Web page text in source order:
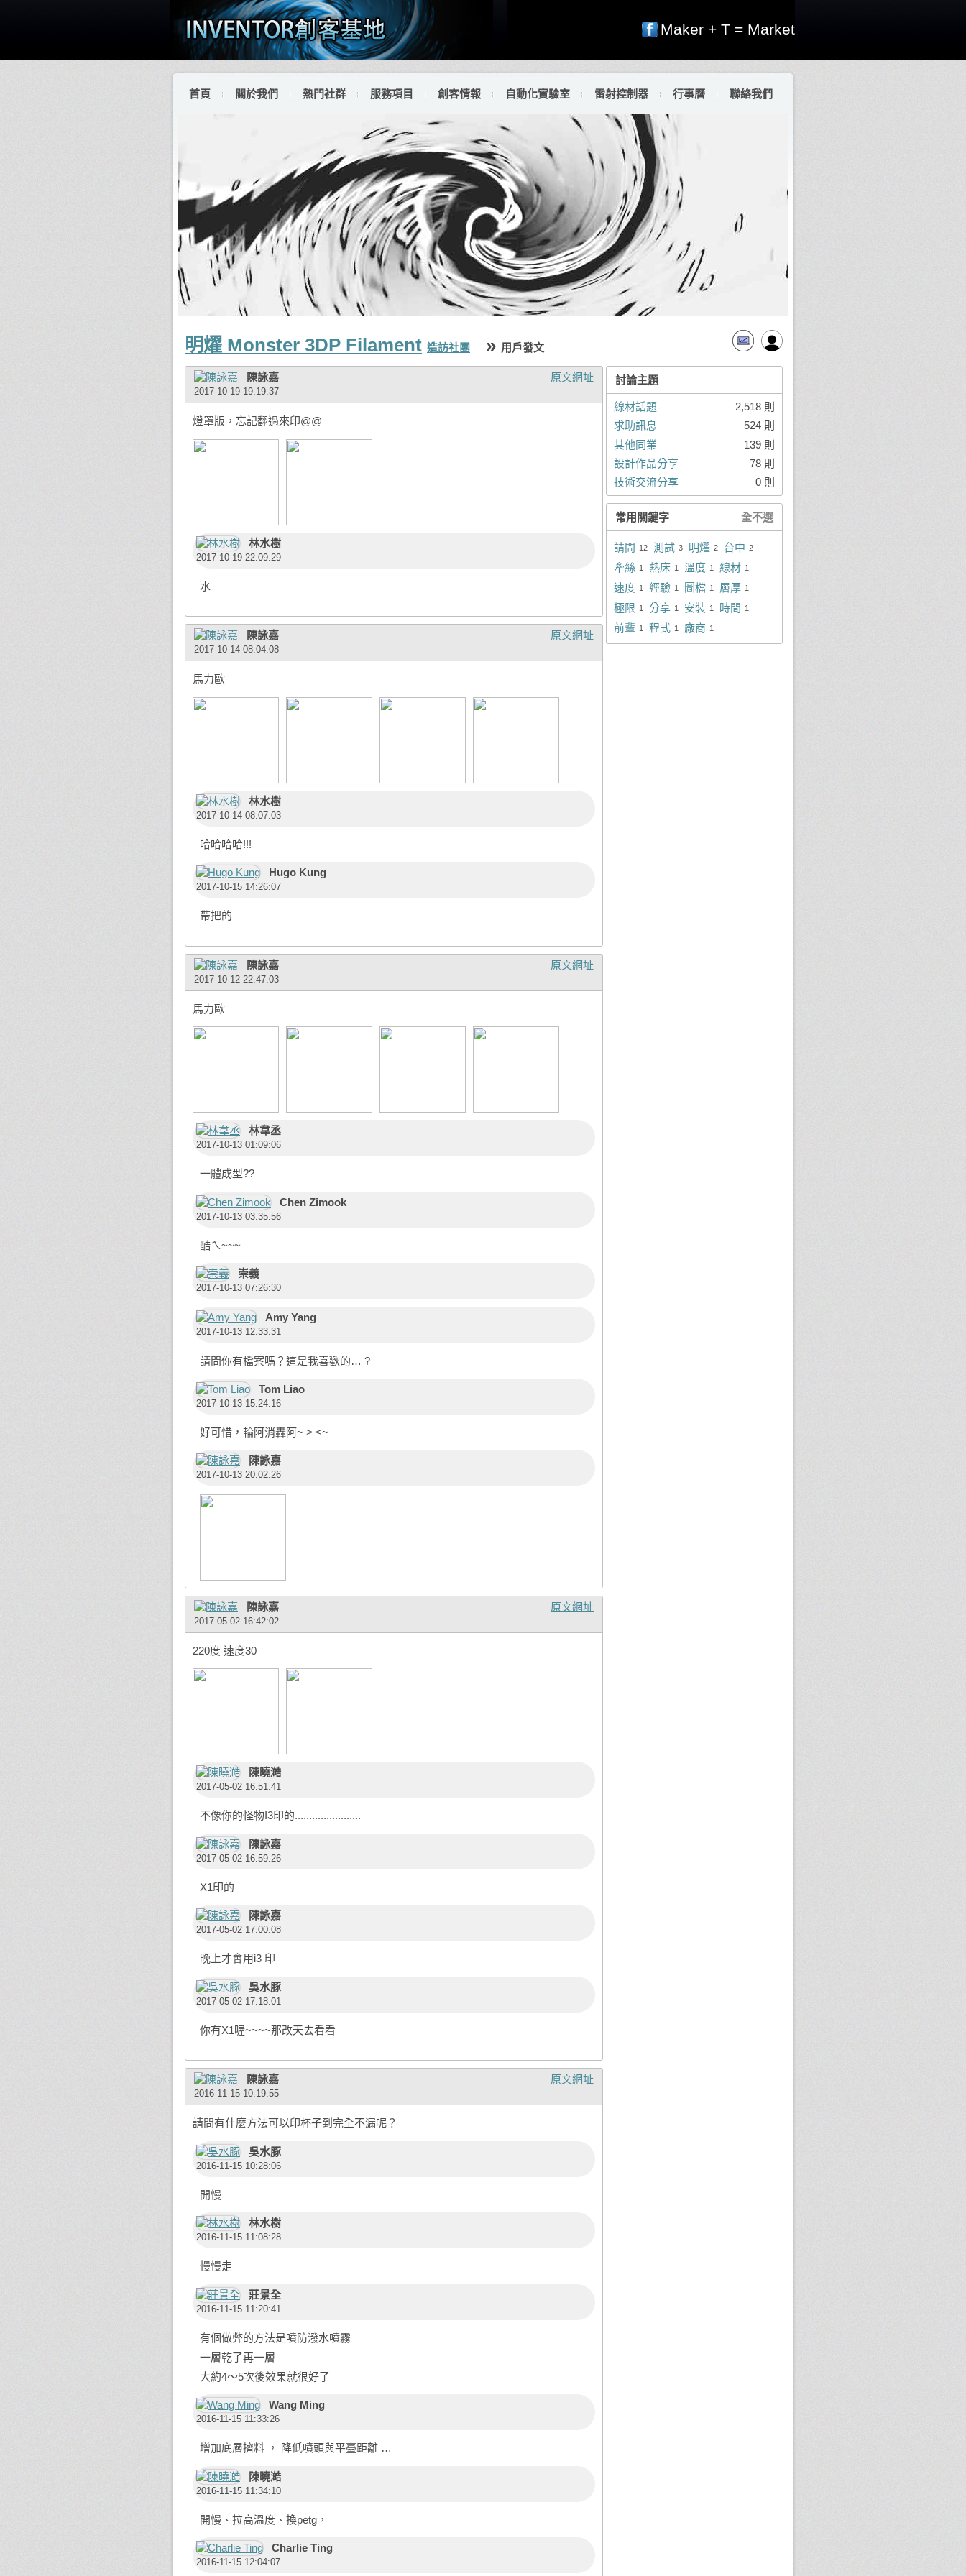
Maker + T = Market
首頁 關於我們 熱門社群 服務項目 創客情報 自動化實驗室 雷射控制器 行事曆 聯絡我們
明燿 Monster 3DP Filament 造訪社團 » 用戶發文
原文網址
陳詠嘉
2017-10-19 19:19:37
燈罩版，忘記翻過來印@@
林水樹
2017-10-19 22:09:29
水
原文網址
陳詠嘉
2017-10-14 08:04:08
馬力歐
林水樹
2017-10-14 08:07:03
哈哈哈哈!!!
Hugo Kung
2017-10-15 14:26:07
帶把的
原文網址
陳詠嘉
2017-10-12 22:47:03
馬力歐
林韋丞
2017-10-13 01:09:06
一體成型??
Chen Zimook
2017-10-13 03:35:56
酷ㄟ~~~
崇義
2017-10-13 07:26:30
Amy Yang
2017-10-13 12:33:31
請問你有檔案嗎？這是我喜歡的… ?
Tom Liao
2017-10-13 15:24:16
好可惜，輪阿消轟阿~ > <~
陳詠嘉
2017-10-13 20:02:26
原文網址
陳詠嘉
2017-05-02 16:42:02
220度 速度30
陳曉澔
2017-05-02 16:51:41
不像你的怪物I3印的.......................
陳詠嘉
2017-05-02 16:59:26
X1印的
陳詠嘉
2017-05-02 17:00:08
晚上才會用i3 印
吳水豚
2017-05-02 17:18:01
你有X1喔~~~~那改天去看看
原文網址
陳詠嘉
2016-11-15 10:19:55
請問有什麼方法可以印杯子到完全不漏呢？
吳水豚
2016-11-15 10:28:06
開慢
林水樹
2016-11-15 11:08:28
慢慢走
莊景全
2016-11-15 11:20:41
有個做弊的方法是噴防潑水噴霧
一層乾了再一層
大約4～5次後效果就很好了
Wang Ming
2016-11-15 11:33:26
增加底層擠料 ， 降低噴頭與平臺距離 …
陳曉澔
2016-11-15 11:34:10
開慢、拉高溫度、換petg，
Charlie Ting
2016-11-15 12:04:07
討論主題
2,518 則
線材話題
524 則
求助訊息
139 則
其他同業
78 則
設計作品分享
0 則
技術交流分享
全不選
常用關鍵字
12
請問 3
測試 2
明燿 2
台中
1
牽絲 1
熱床 1
溫度 1
線材
1
速度 1
經驗 1
圖檔 1
層厚
1
極限 1
分享 1
安裝 1
時間
1
前輩 1
程式 1
廠商